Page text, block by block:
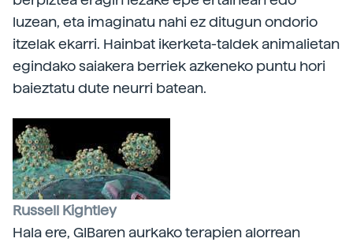
luzean, eta imaginatu nahi ez ditugun ondorio
itzelak ekarri. Hainbat ikerketa-taldek animalietan
egindako saiakera berriek azkeneko puntu hori
baieztatu dute neurri batean.
Russell Kightley
Hala ere, GIBaren aurkako terapien alorrean